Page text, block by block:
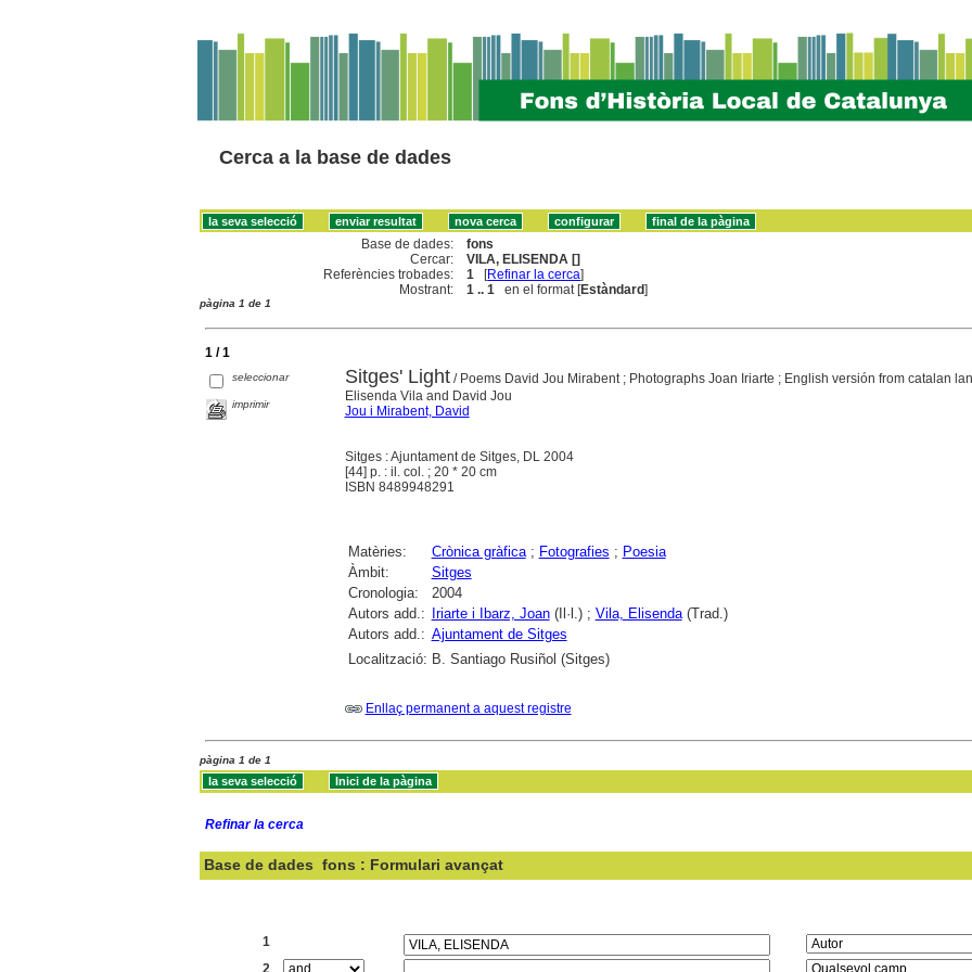
Cerca a la base de dades
Base de dades:
fons
Cercar:
VILA, ELISENDA []
Referències trobades:
1 [Refinar la cerca]
Mostrant:
1 .. 1 en el format [Estàndard]
pàgina 1 de 1
1 / 1
seleccionar
imprimir
Sitges' Light/ Poems David Jou Mirabent ; Photographs Joan Iriarte ; English versión from catalan
Elisenda Vila and David Jou
Jou i Mirabent, David
Sitges : Ajuntament de Sitges, DL 2004
[44] p. : il. col. ; 20 * 20 cm
ISBN 8489948291
Matèries: Crònica gràfica; Fotografies ; Poesia
Àmbit:
Sitges
Cronologia:
2004
Autors add.:
Iriarte i Ibarz, Joan(Il·l.) ; Vila, Elisenda(Trad.)
Autors add.: Ajuntament de Sitges
Localització: B. Santiago Rusiñol (Sitges)
Enllaç permanent a aquest registre
pàgina 1 de 1
Refinar la cerca
Base de dades fons : Formulari avançat
1
2